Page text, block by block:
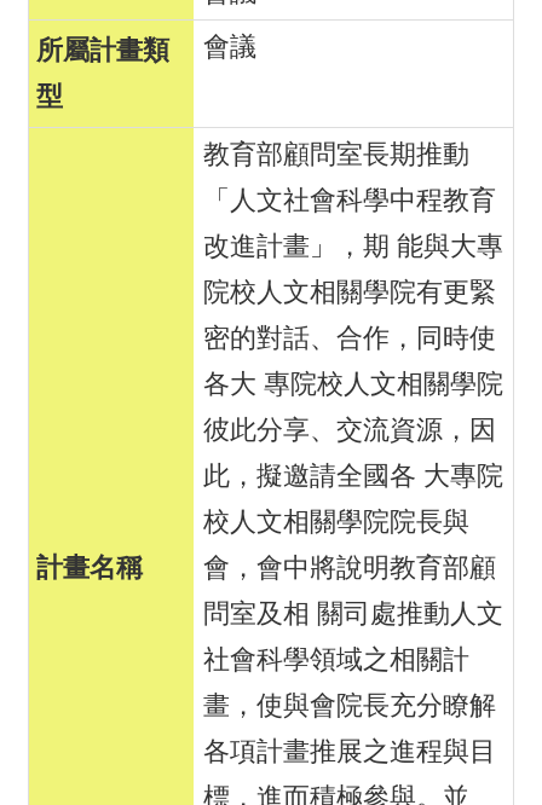
會議
教育部顧問室長期推動
「人文社會科學中程教育
改進計畫」，期 能與大專
院校人文相關學院有更緊
密的對話、合作，同時使
各大 專院校人文相關學院
彼此分享、交流資源，因
此，擬邀請全國各 大專院
校人文相關學院院長與
會，會中將說明教育部顧
問室及相 關司處推動人文
社會科學領域之相關計
畫，使與會院長充分瞭解
各項計畫推展之進程與目
標，進而積極參與。並